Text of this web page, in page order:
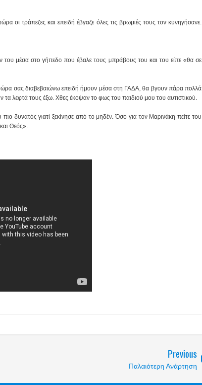
οι τράπεζες και επειδή έβγαζε όλες τις βρωμιές τους τον κυνηγήσανε.
μέσα στο γήπεδο που έβαλε τους μπράβους του και του είπε «θα σε
σας διαβεβαιώνω επειδή ήμουν μέσα στη ΓΑΔΑ, θα βγουν πάρα πολλά
τα λεφτά τους έξω. Χθες έκοψαν το φως του παιδιού μου του αυτιστικού.
δυνατός γιατί ξεκίνησε από το μηδέν. Όσο για τον Μαρινάκη πείτε του
Θεός».
Previous
Παλαιότερη Ανάρτηση